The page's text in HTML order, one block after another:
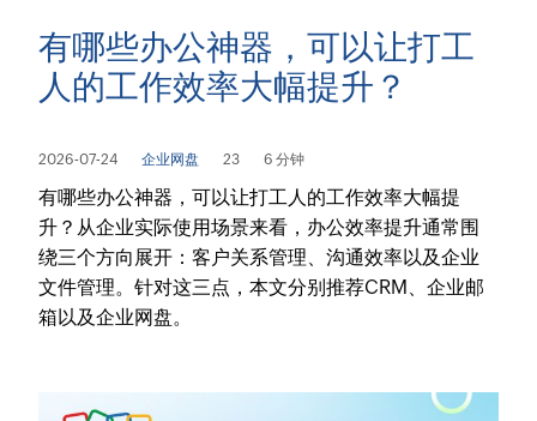
有哪些办公神器，可以让打工
人的工作效率大幅提升？
2026-07-24 企业网盘 23 6 分钟
有哪些办公神器，可以让打工人的工作效率大幅提
升？从企业实际使用场景来看，办公效率提升通常围
绕三个方向展开：客户关系管理、沟通效率以及企业
文件管理。针对这三点，本文分别推荐CRM、企业邮
箱以及企业网盘。